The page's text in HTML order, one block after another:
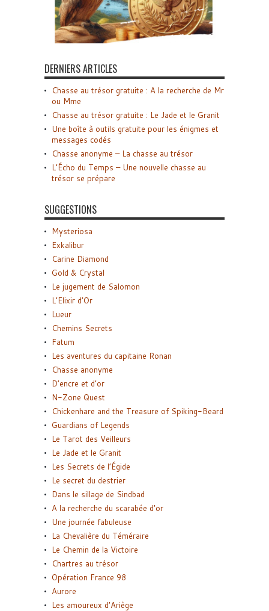
DERNIERS ARTICLES
Chasse au trésor gratuite : A la recherche de Mr
ou Mme
Chasse au trésor gratuite : Le Jade et le Granit
Une boîte à outils gratuite pour les énigmes et
messages codés
Chasse anonyme – La chasse au trésor
L’Écho du Temps – Une nouvelle chasse au
trésor se prépare
SUGGESTIONS
Mysteriosa
Exkalibur
Carine Diamond
Gold & Crystal
Le jugement de Salomon
L’Elixir d’Or
Lueur
Chemins Secrets
Fatum
Les aventures du capitaine Ronan
Chasse anonyme
D’encre et d’or
N-Zone Quest
Chickenhare and the Treasure of Spiking-Beard
Guardians of Legends
Le Tarot des Veilleurs
Le Jade et le Granit
Les Secrets de l’Égide
Le secret du destrier
Dans le sillage de Sindbad
A la recherche du scarabée d’or
Une journée fabuleuse
La Chevalière du Téméraire
Le Chemin de la Victoire
Chartres au trésor
Opération France 98
Aurore
Les amoureux d’Ariège